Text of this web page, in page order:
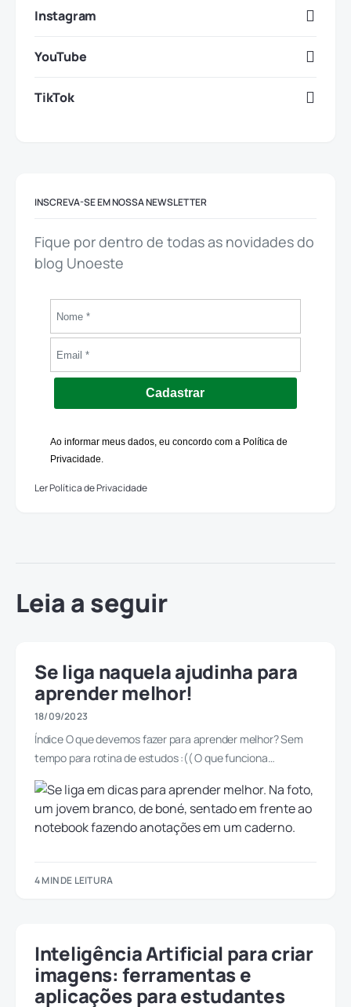
Instagram
YouTube
TikTok
INSCREVA-SE EM NOSSA NEWSLETTER
Fique por dentro de todas as novidades do
blog Unoeste
Cadastrar
Ao informar meus dados, eu concordo com a Política de
Privacidade.
Ler Política de Privacidade
Leia a seguir
Se liga naquela ajudinha para
aprender melhor!
18/09/2023
Índice O que devemos fazer para aprender melhor? Sem
tempo para rotina de estudos :(( O que funciona…
4 MIN DE LEITURA
Inteligência Artificial para criar
imagens: ferramentas e
aplicações para estudantes